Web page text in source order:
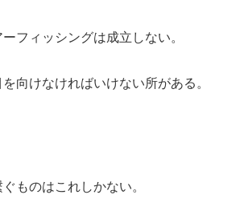
フィッシングは成立しない。
向けなければいけない所がある。
ものはこれしかない。